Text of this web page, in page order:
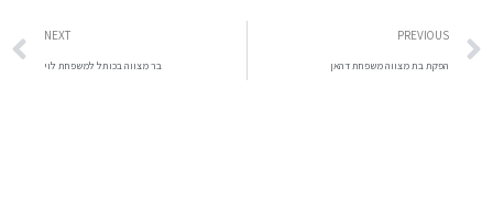
PREVIOUS
הפקת בת מצווה משפחת דהאן
NEXT
בר מצווה בכותל למשפחת לוי